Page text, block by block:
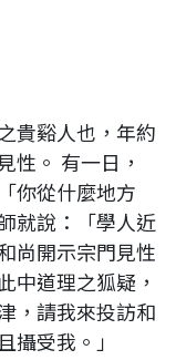
貴谿人也，年約
性。 有一日，
你從什麼地方
就說：「學人近
尚開示宗門見性
中道理之狐疑，
，請我來投訪和
攝受我。」